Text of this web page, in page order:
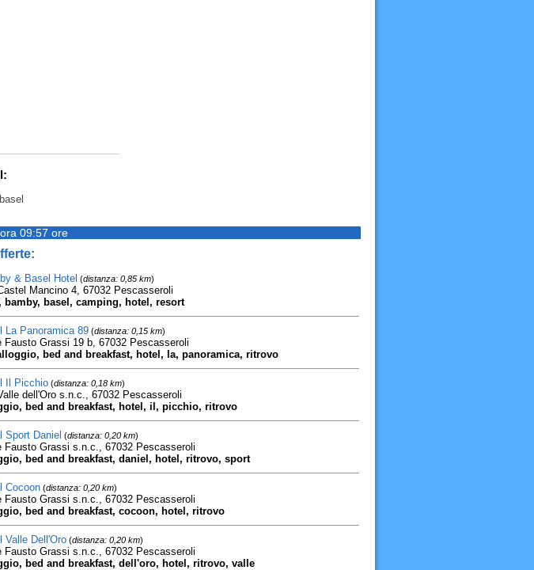
09:57 ore
& Basel Hotel (distanza: 0,85 km)
Mancino 4, 67032 Pescasseroli
bamby, basel, camping, hotel, resort
La Panoramica 89(distanza: 0,15 km)
Fausto Grassi 19 b, 67032 Pescasseroli
bed and breakfast, hotel, la, panoramica, ritrovo
Il Picchio(distanza: 0,18 km)
dell'Oro s.n.c., 67032 Pescasseroli
bed and breakfast, hotel, il, picchio, ritrovo
Sport Daniel (distanza: 0,20 km)
Fausto Grassi s.n.c., 67032 Pescasseroli
bed and breakfast, daniel, hotel, ritrovo, sport
Cocoon(distanza: 0,20 km)
Fausto Grassi s.n.c., 67032 Pescasseroli
bed and breakfast, cocoon, hotel, ritrovo
Valle Dell'Oro(distanza: 0,20 km)
Fausto Grassi s.n.c., 67032 Pescasseroli
bed and breakfast, dell'oro, hotel, ritrovo, valle